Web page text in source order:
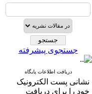
جستجوی پیشرفته
دریافت اطلاعات پایگاه
نشانی پست الکترونیک
خود را برای دریافت